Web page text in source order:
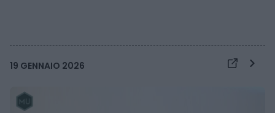
19 GENNAIO 2026